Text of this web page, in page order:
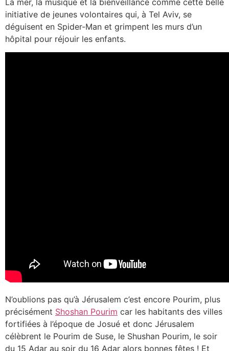
La mer, la musique et la bienveillance comme cette belle
initiative de jeunes volontaires qui, à Tel Aviv, se
déguisent en Spider-Man et grimpent les murs d’un
hôpital pour réjouir les enfants.
N’oublions pas qu’à Jérusalem c’est encore Pourim, plus
précisément Shoshan Pourim car les habitants des villes
fortifiées à l’époque de Josué et donc Jérusalem
célèbrent le Pourim de Suse, le Shushan Pourim, le soir
du 15 Adar au soir du 16 Adar alors bonnes fêtes ! Et